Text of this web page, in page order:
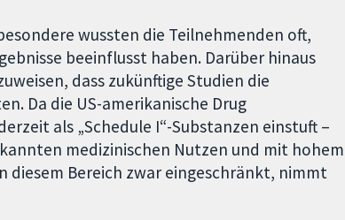
wussten die Teilnehmenden oft,
beeinflusst haben. Darüber hinaus
dass zukünftige Studien die
Da die US-amerikanische Drug
als „Schedule I“-Substanzen einstuft –
medizinischen Nutzen und mit hohem
diesem Bereich zwar eingeschränkt, nimmt